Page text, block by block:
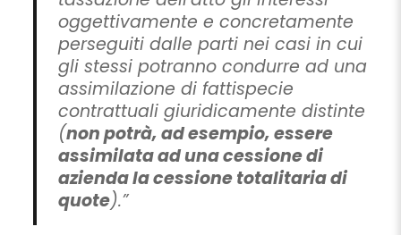
oggettivamente e concretamente
perseguiti dalle parti nei casi in cui
gli stessi potranno condurre ad una
assimilazione di fattispecie
contrattuali giuridicamente distinte
(non potrà, ad esempio, essere
assimilata ad una cessione di
azienda la cessione totalitaria di
quote).”